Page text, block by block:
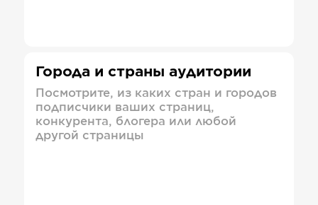
Города и страны аудитории
Посмотрите, из каких стран и городов
подписчики ваших страниц,
конкурента, блогера или любой
другой страницы